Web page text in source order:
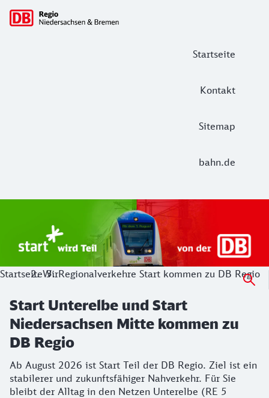
Startseite
Kontakt
Sitemap
bahn.de
Hauptnavigation
Start Unterelbe und Start
Ab August 2026 ist Start Teil der DB Regio. Ziel ist ein
StartseiteWirRegionalverkehre Start kommen zu DB Regio
Start Unterelbe und Start
Niedersachsen Mitte kommen zu
DB Regio
Ab August 2026 ist Start Teil der DB Regio. Ziel ist ein
stabilerer und zukunftsfähiger Nahverkehr. Für Sie
bleibt der Alltag in den Netzen Unterelbe (RE 5